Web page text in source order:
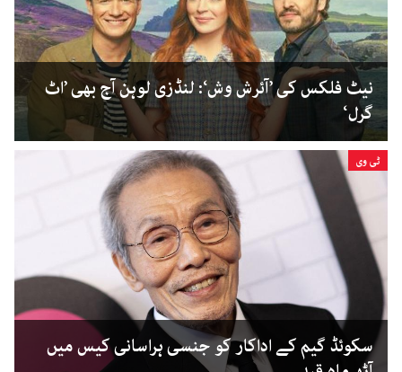
نیٹ فلکس کی ’آئرش وش‘: لنڈزی لوہن آج بھی ’اٹ
گرل‘
ٹی وی
سکوئڈ گیم کے اداکار کو جنسی ہراسانی کیس میں